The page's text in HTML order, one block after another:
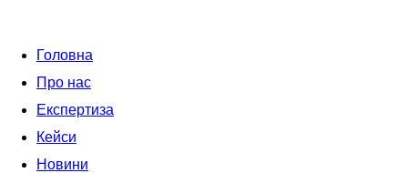
Головна
Про нас
Експертиза
Кейси
Новини